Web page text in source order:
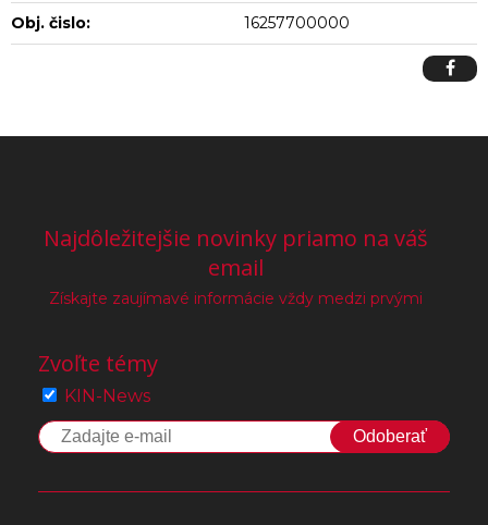
Obj. čislo: 16257700000
Najdôležitejšie novinky priamo na váš
email
Získajte zaujímavé informácie vždy medzi prvými
Zvoľte témy
KIN-News
Odoberať